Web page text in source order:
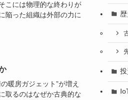
こには物理的な終わりが
陥った組織は外部の力に
暖房ガジェット”が増え
取るのはなぜか古典的な